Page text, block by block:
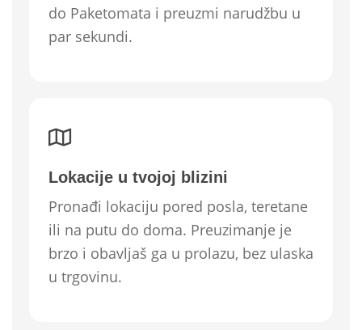
do Paketomata i preuzmi narudžbu u
par sekundi.
Lokacije u tvojoj blizini
Pronađi lokaciju pored posla, teretane
ili na putu do doma. Preuzimanje je
brzo i obavljaš ga u prolazu, bez ulaska
u trgovinu.